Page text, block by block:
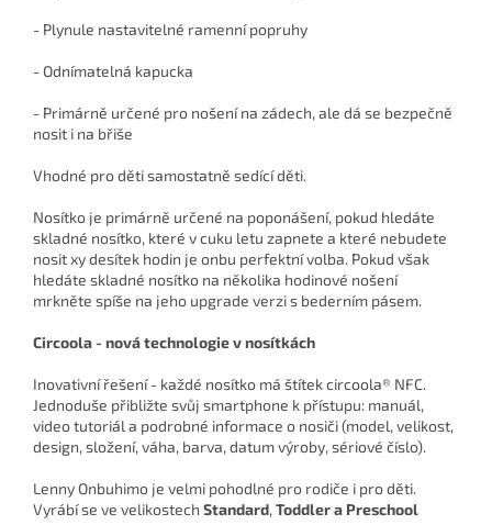
- Plynule nastavitelné ramenní popruhy
- Odnímatelná kapucka
- Primárně určené pro nošení na zádech, ale dá se bezpečně
nosit i na břiše
Vhodné pro děti samostatně sedící děti.
Nosítko je primárně určené na poponášení, pokud hledáte
skladné nosítko, které v cuku letu zapnete a které nebudete
nosit xy desítek hodin je onbu perfektní volba. Pokud však
hledáte skladné nosítko na několika hodinové nošení
mrkněte spíše na jeho upgrade verzi s bederním pásem.
Circoola - nová technologie v nosítkách
Inovativní řešení - každé nosítko má štítek circoola® NFC.
Jednoduše přibližte svůj smartphone k přístupu: manuál,
video tutoriál a podrobné informace o nosiči (model, velikost,
design, složení, váha, barva, datum výroby, sériové číslo).
Lenny Onbuhimo je velmi pohodlné pro rodiče i pro děti.
Vyrábí se ve velikostech Standard, Toddler a Preschool